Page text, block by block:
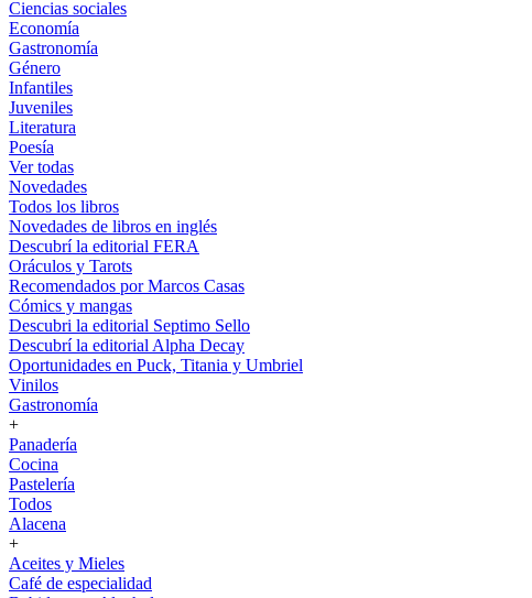
Ciencias sociales
Economía
Gastronomía
Género
Infantiles
Juveniles
Literatura
Poesía
Ver todas
Novedades
Todos los libros
Novedades de libros en inglés
Descubrí la editorial FERA
Oráculos y Tarots
Recomendados por Marcos Casas
Cómics y mangas
Descubri la editorial Septimo Sello
Descubrí la editorial Alpha Decay
Oportunidades en Puck, Titania y Umbriel
Vinilos
Gastronomía
+
Panadería
Cocina
Pastelería
Todos
Alacena
+
Aceites y Mieles
Café de especialidad